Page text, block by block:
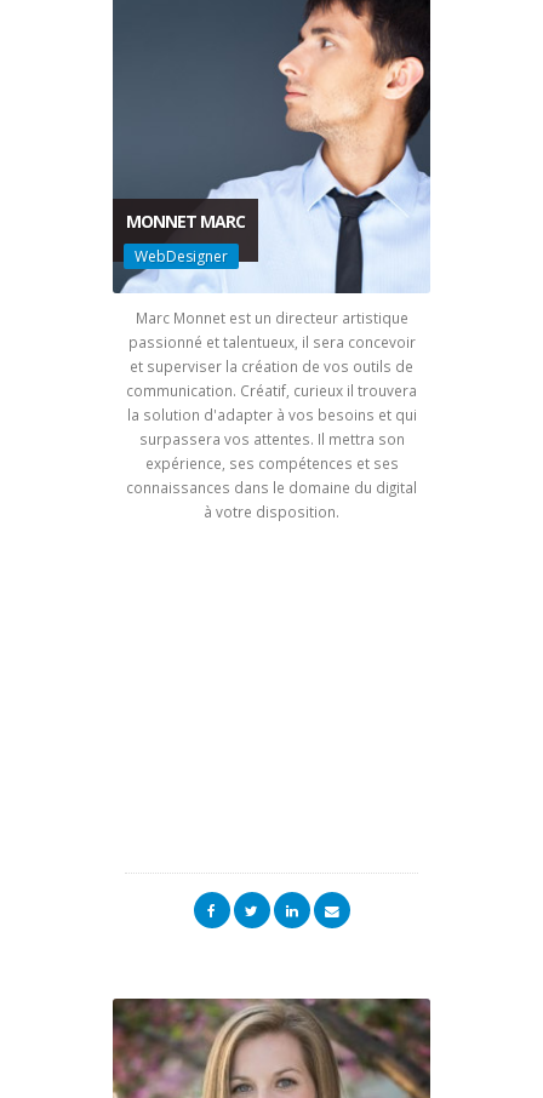
MONNET MARC
WebDesigner
Marc Monnet est un directeur artistique
passionné et talentueux, il sera concevoir
et superviser la création de vos outils de
communication. Créatif, curieux il trouvera
la solution d'adapter à vos besoins et qui
surpassera vos attentes. Il mettra son
expérience, ses compétences et ses
connaissances dans le domaine du digital
à votre disposition.